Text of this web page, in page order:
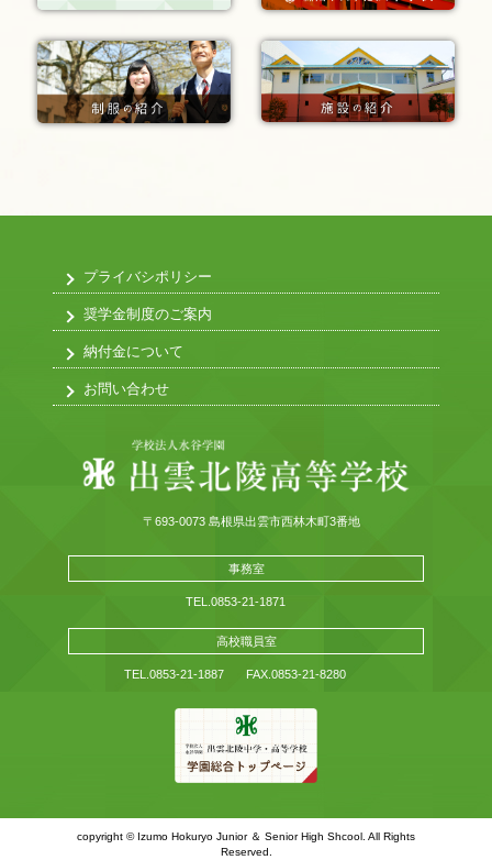
プライバシポリシー
奨学金制度のご案内
納付金について
お問い合わせ
〒693-0073 島根県出雲市西林木町3番地
事務室
TEL.0853-21-1871
高校職員室
TEL.0853-21-1887 FAX.0853-21-8280
copyright © Izumo Hokuryo Junior ＆ Senior High Shcool. All Rights
Reserved.